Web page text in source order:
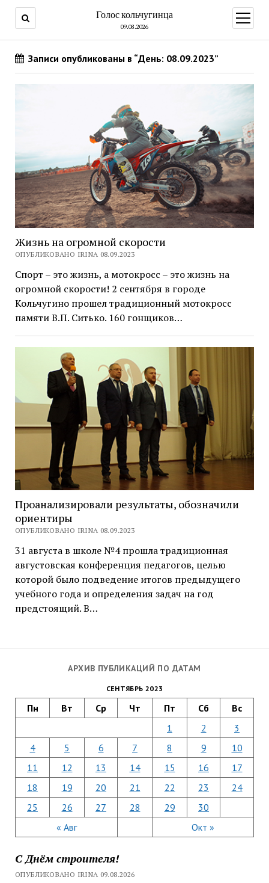
Голос кольчугинца
09.08.2026
меню
АРХИВ ПУБЛИКАЦИЙ ПО ДАТАМ
СЕНТЯБРЬ 2023
Пн Вт Ср Чт Пт Сб Вс
« Авг Окт »
1 2
3
4
5 6 7 8 9
10
11
12 13 14 15 16
17
18
19 20 21 22 23
24
25
26 27 28 29 30
С Днём строителя!
ОПУБЛИКОВАНО IRINA 09.08.2026
Записи опубликованы в “День: 08.09.2023”
Жизнь на огромной скорости
ОПУБЛИКОВАНО IRINA 08.09.2023
Спорт – это жизнь, а мотокросс – это жизнь на
огромной скорости! 2 сентября в городе
Кольчугино прошел традиционный мотокросс
памяти В.П. Ситько. 160 гонщиков…
Проанализировали результаты, обозначили
ориентиры
ОПУБЛИКОВАНО IRINA 08.09.2023
31 августа в школе №4 прошла традиционная
августовская конференция педагогов, целью
которой было подведение итогов предыдущего
учебного года и определения задач на год
предстоящий. В…